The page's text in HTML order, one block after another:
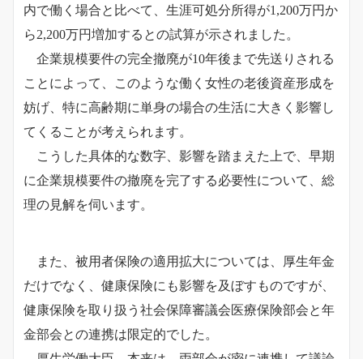
内で働く場合と比べて、生涯可処分所得が1,200万円か
ら2,200万円増加するとの試算が示されました。
企業規模要件の完全撤廃が10年後まで先送りされる
ことによって、このような働く女性の老後資産形成を
妨げ、特に高齢期に単身の場合の生活に大きく影響し
てくることが考えられます。
こうした具体的な数字、影響を踏まえた上で、早期
に企業規模要件の撤廃を完了する必要性について、総
理の見解を伺います。
また、被用者保険の適用拡大については、厚生年金
だけでなく、健康保険にも影響を及ぼすものですが、
健康保険を取り扱う社会保障審議会医療保険部会と年
金部会との連携は限定的でした。